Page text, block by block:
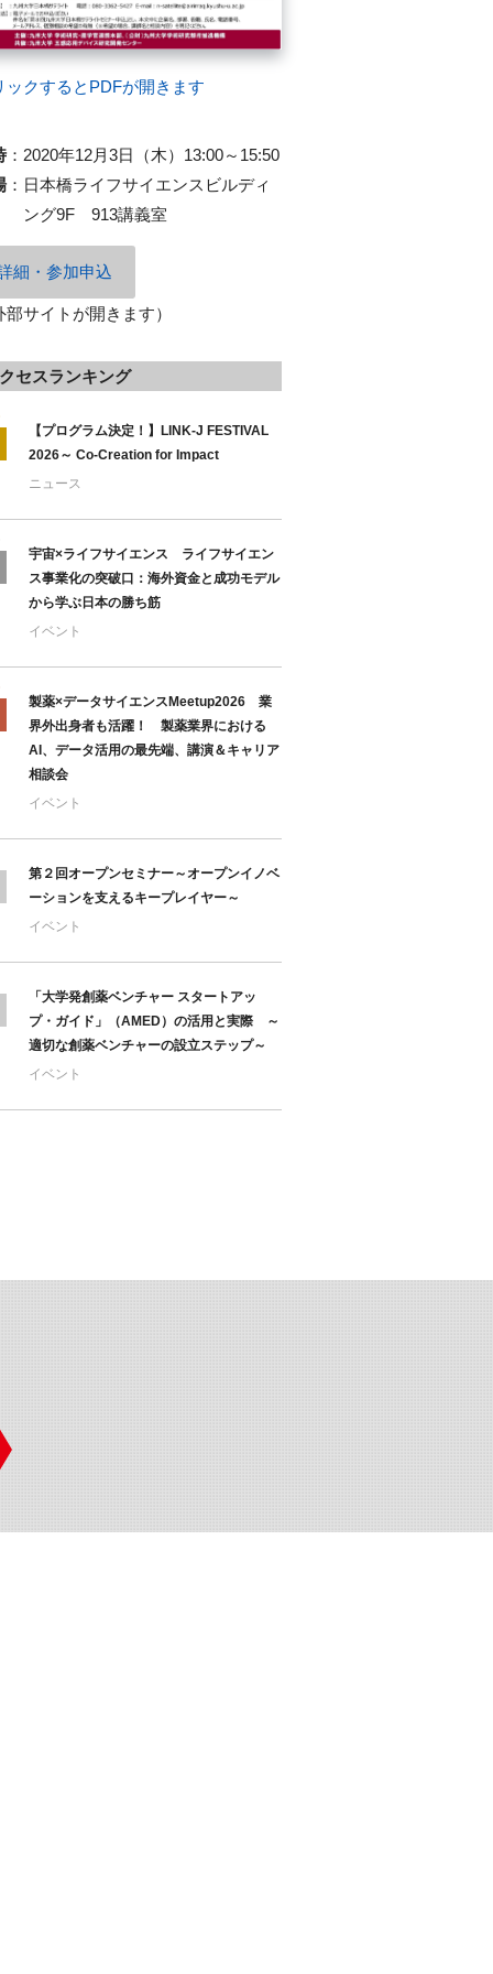
ックするとPDFが開きます
： 2020年12月3日（木）13:00～15:50
： 日本橋ライフサイエンスビルディ
ング9F 913講義室
細・参加申込
部サイトが開きます）
セスランキング
【プログラム決定！】LINK-J FESTIVAL
2026～ Co-Creation for Impact
ニュース
宇宙×ライフサイエンス ライフサイエン
ス事業化の突破口：海外資金と成功モデル
から学ぶ日本の勝ち筋
イベント
製薬×データサイエンスMeetup2026 業
界外出身者も活躍！ 製薬業界における
AI、データ活用の最先端、講演＆キャリア
相談会
イベント
第２回オープンセミナー～オープンイノベ
ーションを支えるキープレイヤー～
イベント
「大学発創薬ベンチャー スタートアッ
プ・ガイド」（AMED）の活用と実際 ～
適切な創薬ベンチャーの設立ステップ～
イベント